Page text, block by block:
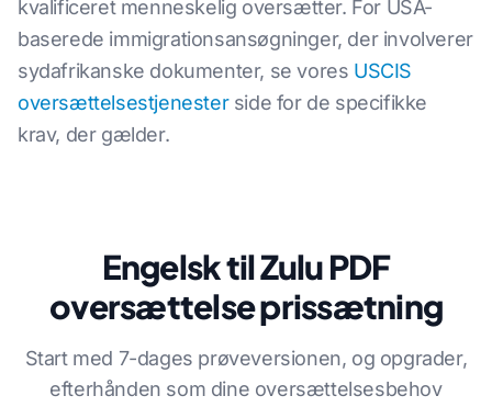
kvalificeret menneskelig oversætter. For USA-
baserede immigrationsansøgninger, der involverer
sydafrikanske dokumenter, se vores USCIS
oversættelsestjenesterside for de specifikke
krav, der gælder.
Engelsk til Zulu PDF
oversættelse prissætning
Start med 7-dages prøveversionen, og opgrader,
efterhånden som dine oversættelsesbehov